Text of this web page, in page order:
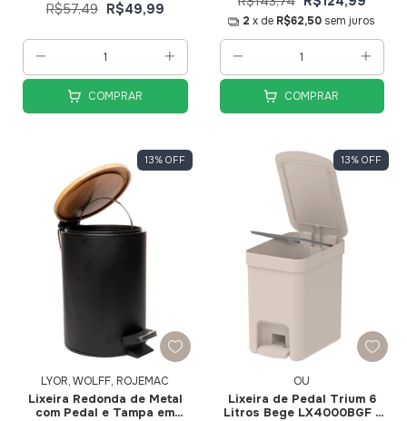
R$57,49 R$49,99
COMPRAR
2 x de R$62,50 sem juros
COMPRAR
13% OFF
LYOR, WOLFF, ROJEMAC
Lixeira Redonda de Metal
com Pedal e Tampa em
13% OFF
OU
Lixeira de Pedal Trium 6
Litros Bege LX4000BGF -